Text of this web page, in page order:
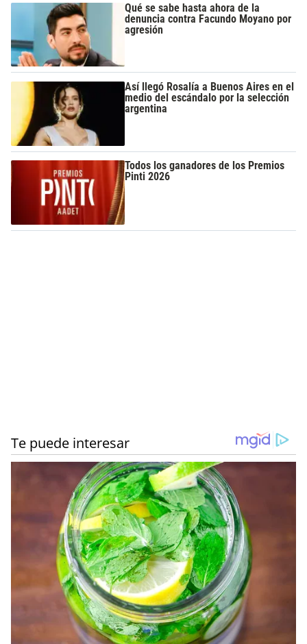
Qué se sabe hasta ahora de la
denuncia contra Facundo Moyano por
agresión
Así llegó Rosalía a Buenos Aires en el
medio del escándalo por la selección
argentina
Todos los ganadores de los Premios
Pinti 2026